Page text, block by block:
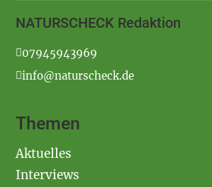
NATURSCHECK Redaktion
07945943969
info@naturscheck.de
Themen
Aktuelles
Interviews